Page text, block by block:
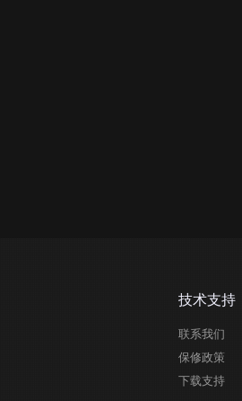
技术支持
联系我们
保修政策
下载支持